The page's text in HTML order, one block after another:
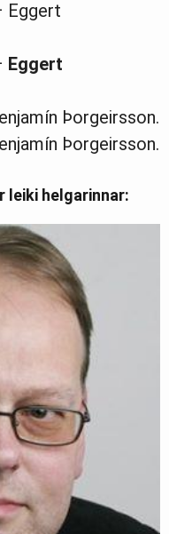
Eggert
Eggert
Þorgeirsson.
Þorgeirsson.
leiki helgarinnar: